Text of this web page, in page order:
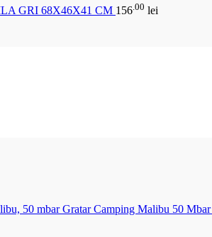
GRI 68X46X41 CM 156.00 lei
Gratar Camping Malibu 50 Mbar